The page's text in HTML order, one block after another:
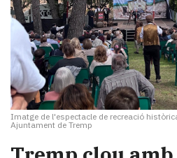
Imatge de l'espectacle de recreació
Ajuntament de Tremp